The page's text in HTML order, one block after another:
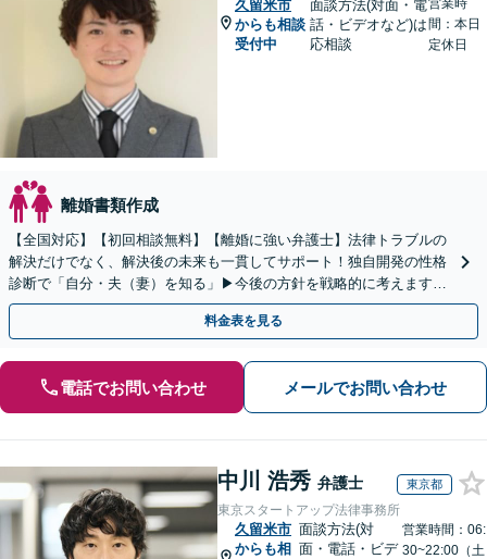
久留米市
からも相談
受付中
面談方法(対面・電
話・ビデオなど)は
応相談
営業時
間：本日
定休日
離婚書類作成
【全国対応】【初回相談無料】【離婚に強い弁護士】法律トラブルの
解決だけでなく、解決後の未来も一貫してサポート！独自開発の性格
診断で「自分・夫（妻）を知る」▶︎今後の方針を戦略的に考えます！
【休日夜間／オンライン相談OK】
料金表を見る
電話でお問い合わせ メールでお問い合わせ
中川 浩秀 弁護士 東京都
東京スタートアップ法律事務所
久留米市
からも相
面談方法(対
面・電話・ビデ
営業時間：06:
30~22:00（土